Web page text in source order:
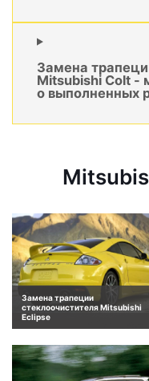
Замена
Mitsubishi Colt -
о выполненных
Замена трапеции
стеклоочистителя Mitsubishi
Eclipse